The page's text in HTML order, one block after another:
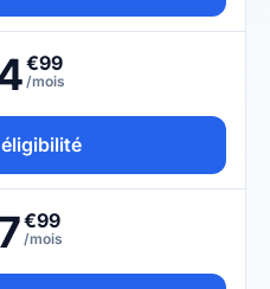
€99
/mois
€99
/mois